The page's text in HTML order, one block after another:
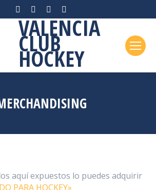
Facebook
page
opens
in
new
window
Instagram
page
opens
in
new
window
page
opens
in
new
window
page
opens
in
new
window
VALENCIA
CLUB
HOCKEY
aquí expuestos lo puedes adquirir
PARA HOCKEY»